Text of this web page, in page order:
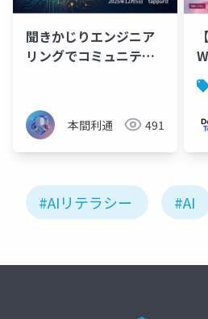
聞きかじりエンジニア
リングでコミュニティ
本間利通 491
#AIリテラシー #AI